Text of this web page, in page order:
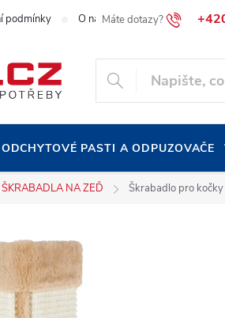
podmínky O naší společnosti Blog
ODCHYTOVÉ PASTI A ODPUZOVAČE
ŠKRABADLA NA ZEĎ Škrabadlo pro